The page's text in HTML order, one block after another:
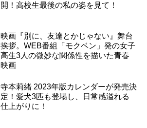
開！高校生最後の私の姿を見て！
映画『別に、友達とかじゃない』舞台
挨拶。WEB番組「モクベン」発の女子
高生3人の微妙な関係性を描いた青春
映画
寺本莉緒 2023年版カレンダーが発売決
定！愛犬3匹も登場し、日常感溢れる
仕上がりに！